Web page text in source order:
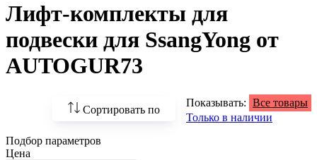
Лифт-комплекты для
подвески для SsangYong от
AUTOGUR73
Сортировать по
По возрастанию
Показывать: Все товары
Только в наличии
Подбор параметров
Цена